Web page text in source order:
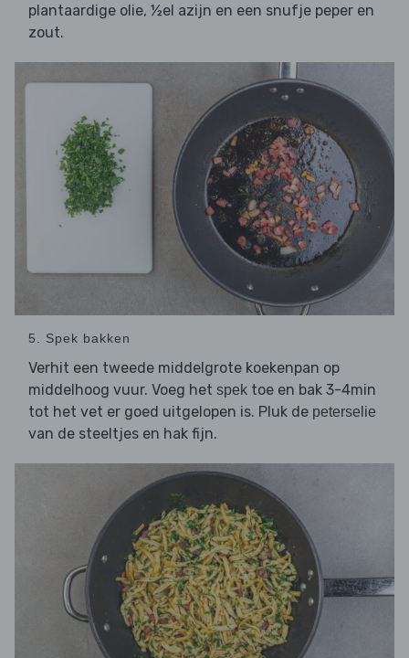
plantaardige olie, ½el azijn en een snufje peper en
zout.
5. Spek bakken
Verhit een tweede middelgrote koekenpan op
middelhoog vuur. Voeg het spek toe en bak 3-4min
tot het vet er goed uitgelopen is. Pluk de peterselie
van de steeltjes en hak fijn.